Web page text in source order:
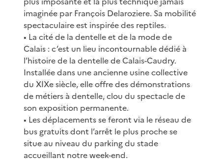
imaginée par François Delaroziere. Sa mobilité
spectaculaire est inspirée des reptiles.
• La cité de la dentelle et de la mode de
Calais : c’est un lieu incontournable dédié à
l’histoire de la dentelle de Calais-Caudry.
Installée dans une ancienne usine collective
du XIXe siècle, elle offre des démonstrations
de métiers à dentelle, clou du spectacle de
son exposition permanente.
• Les déplacements se feront via le réseau de
bus gratuits dont l’arrêt le plus proche se
situe au niveau du parking du stade
accueillant notre week-end.